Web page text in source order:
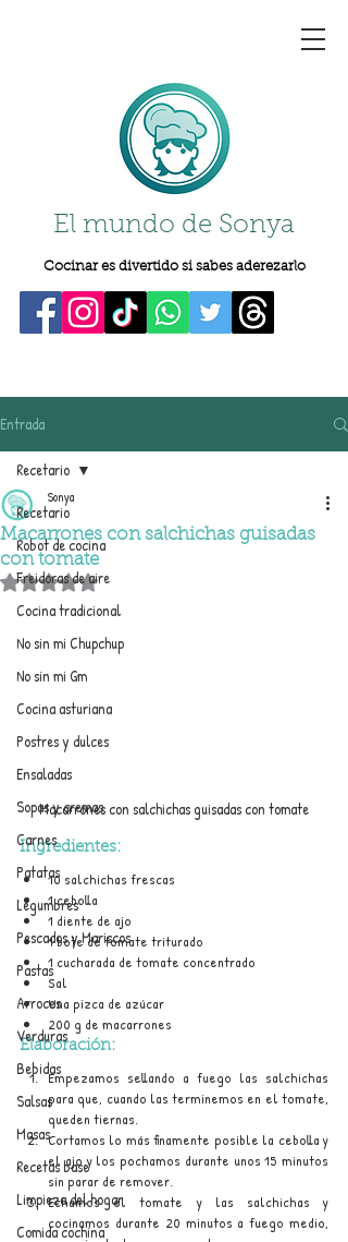
El mundo de Sonya
Cocinar es divertido si sabes aderezarlo
Entrada
Recetario
Robot de cocina
Freidoras de aire
Cocina tradicional
No sin mi Chupchup
No sin mi Gm
Cocina asturiana
Postres y dulces
Ensaladas
Sopas y cremas
Carnes
Patatas
Legumbres
Pescados y Mariscos
Pastas
Arroces
Verduras
Bebidas
Salsas
Masas
Recetas base
Limpieza del hogar
Comida cochina
Recetario
Macarrones con salchichas guisadas
con tomate
Sonya
Obtuvo NaN de 5 estrellas.
Macarrones con salchichas guisadas con tomate
Ingredientes:
10 salchichas frescas
1 cebolla
1 diente de ajo
1 bote de tomate triturado
1 cucharada de tomate concentrado
Sal
Una pizca de azúcar
200 g de macarrones
Elaboración:
Empezamos sellando a fuego las salchichas
para que, cuando las terminemos en el tomate,
queden tiernas.
Cortamos lo más finamente posible la cebolla y
el ajo y los pochamos durante unos 15 minutos
sin parar de remover.
Echamos el tomate y las salchichas y
cocinamos durante 20 minutos a fuego medio,